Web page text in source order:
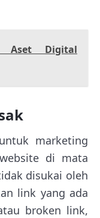
Aset Digital
marketing
di mata
disukai oleh
link yang ada
broken link,